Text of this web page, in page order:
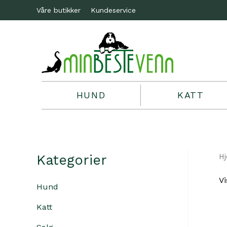
Våre butikker Kundeservice
HUND KATT
Kategorier
Hund
Katt